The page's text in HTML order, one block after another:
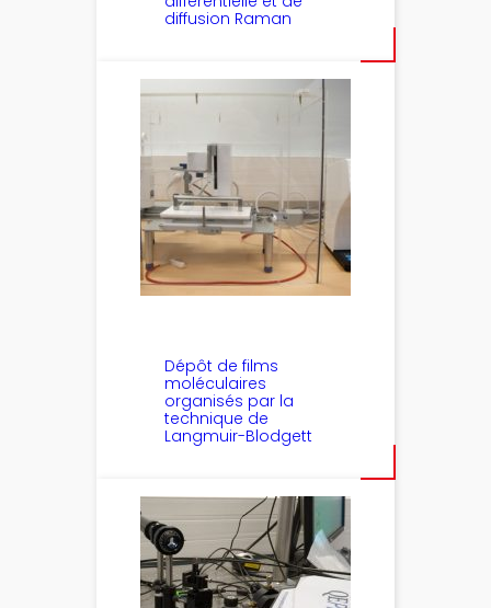
diffusion Raman
Dépôt de films
moléculaires
organisés par la
technique de
Langmuir-Blodgett